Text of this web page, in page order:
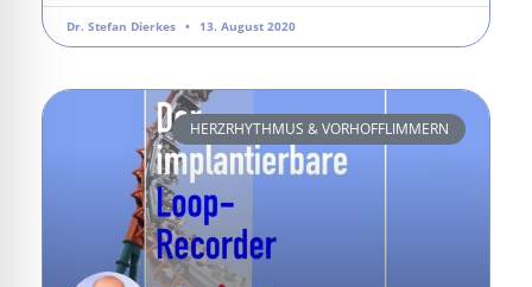
Dr. Stefan Dierkes 13. August 2020
HERZRHYTHMUS & VORHOFFLIMMERN